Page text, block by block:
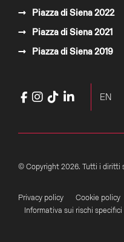
Piazza di Siena 2022
Piazza di Siena 2021
Piazza di Siena 2019
Facebook
Instagram
TikTok LinkedIn
YouTube
Seleziona
EN
© Copyright 2026. Tutti i diritti
Privacy policy Cookie policy
Informativa sui rischi specifici